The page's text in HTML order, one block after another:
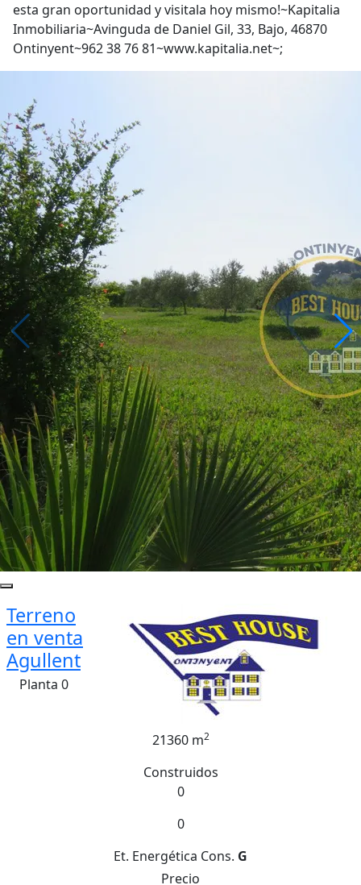
esta gran oportunidad y visitala hoy mismo!~Kapitalia
Inmobiliaria~Avinguda de Daniel Gil, 33, Bajo, 46870
Ontinyent~962 38 76 81~www.kapitalia.net~;
Terreno
en venta
Agullent
Planta 0
21360 m2
Construidos
0
0
Et. Energética Cons. G
Precio